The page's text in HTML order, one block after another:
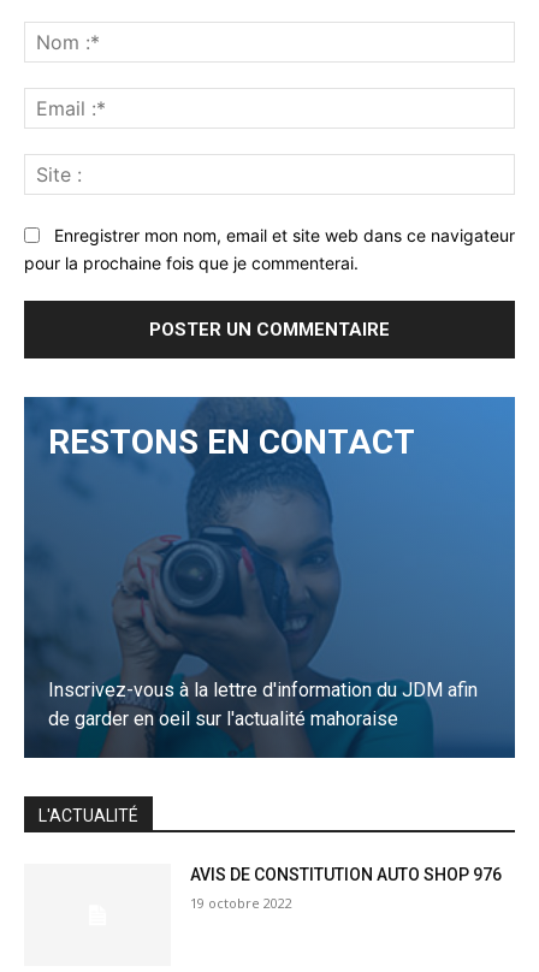
:*
:*
:
Enregistrer mon nom, email et site web dans ce navigateur
pour la prochaine fois que je commenterai.
RESTONS EN CONTACT
Inscrivez-vous à la lettre d'information du JDM afin
de garder en oeil sur l'actualité mahoraise
JE M'INSCRIS
L'ACTUALITÉ
AVIS DE CONSTITUTION AUTO SHOP 976
19 octobre 2022